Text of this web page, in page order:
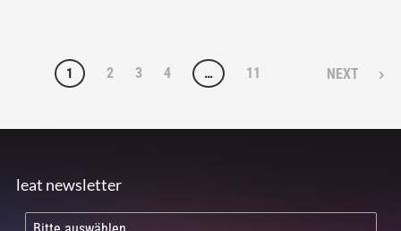
1 2 3 4 … 11 NEXT
leat newsletter